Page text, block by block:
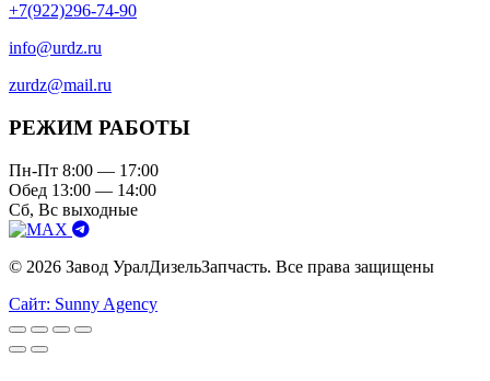
+7(922)296-74-90
info@urdz.ru
zurdz@mail.ru
РЕЖИМ РАБОТЫ
Пн-Пт 8:00 — 17:00
Обед 13:00 — 14:00
Сб, Вс выходные
© 2026 Завод УралДизельЗапчасть. Все права защищены
Сайт: Sunny Agency